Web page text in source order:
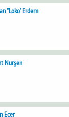
"Loko" Erdem
Nurşen
Ecer